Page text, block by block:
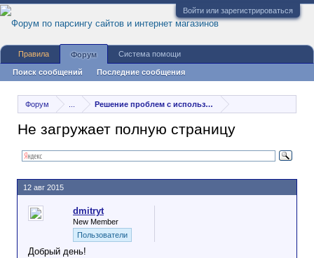
Войти или зарегистрироваться
Форум Решение проблем с использованием программы
Не загружает полную страницу
dmitryt
New Member
Пользователи
Добрый день!
12 авг 2015
Правила Форум
Поиск сообщений Последние сообщения
Система помощи